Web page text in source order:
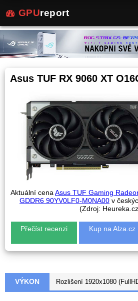
GPUreport
Asus TUF RX 9060 XT
Aktuální cena Asus TUF Gaming
GDDR6 90YV0LF0-M0NA00 v
(Zdroj: Heureka.cz,
Přečíst recenzi Kup na Alza.cz
VÝKON